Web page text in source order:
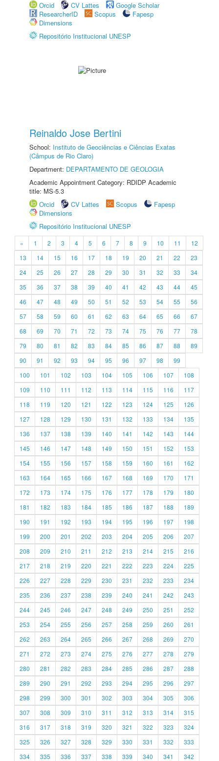
Orcid
CV Lattes
Google Scholar
ResearcherID
Scopus
Fapesp
Dimensions
Repositório Institucional UNESP
Reinaldo Jose Bertini
School: Instituto de Geociências e Ciências Exatas
(Câmpus de Rio Claro)
Department: DEPARTAMENTO DE GEOLOGIA
Academic Appointment Category: RDIDP Academic
title: MS-5.3
Orcid
CV Lattes Scopus
Fapesp
Dimensions
Repositório Institucional UNESP
« 1 2 3 4 5 6 7 8 9 10 11
12
13
14 15 16 17 18 19 20 21 22
23
24
25 26 27 28 29 30 31 32 33
34
35
36 37 38 39 40 41 42 43 44
45
46
47 48 49 50 51 52 53 54 55
56
57
58 59 60 61 62 63 64 65 66
67
68
69 70 71 72 73 74 75 76 77
78
79
80 81 82 83 84 85 86 87 88
89
90
91 92 93 94 95 96 97 98
99
100
101 102 103 104 105 106 107
108
109
110 111 112 113 114 115 116
117
118
119 120 121 122 123 124 125
126
127
128 129 130 131 132 133 134
135
136
137 138 139 140 141 142 143
144
145
146 147 148 149 150 151 152
153
154
155 156 157 158 159 160 161
162
163
164 165 166 167 168 169 170
171
172
173 174 175 176 177 178 179
180
181
182 183 184 185 186 187 188
189
190
191 192 193 194 195 196 197
198
199
200 201 202 203 204 205 206
207
208
209 210 211 212 213 214 215
216
217
218 219 220 221 222 223 224
225
226
227 228 229 230 231 232 233
234
235
236 237 238 239 240 241 242
243
244
245 246 247 248 249 250 251
252
253
254 255 256 257 258 259 260
261
262
263 264 265 266 267 268 269
270
271
272 273 274 275 276 277 278
279
280
281 282 283 284 285 286 287
288
289
290 291 292 293 294 295 296
297
298
299 300 301 302 303 304 305
306
307
308 309 310 311 312 313 314
315
316
317 318 319 320 321 322 323
324
325
326 327 328 329 330 331 332
333
334
335 336 337 338 339 340 341 342